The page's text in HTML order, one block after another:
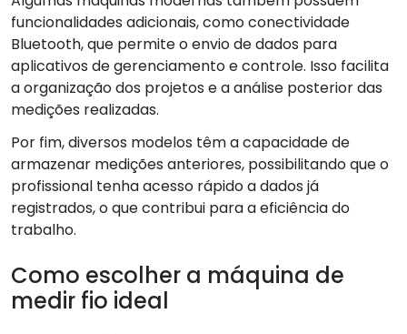
funcionalidades adicionais, como conectividade
Bluetooth, que permite o envio de dados para
aplicativos de gerenciamento e controle. Isso facilita
a organização dos projetos e a análise posterior das
medições realizadas.
Por fim, diversos modelos têm a capacidade de
armazenar medições anteriores, possibilitando que o
profissional tenha acesso rápido a dados já
registrados, o que contribui para a eficiência do
trabalho.
Como escolher a máquina de
medir fio ideal